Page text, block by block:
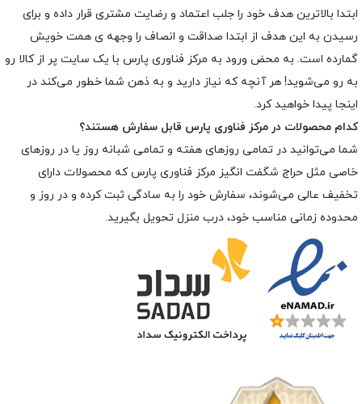
ابتدا بالاترین هدف خود را جلب اعتماد و رضایت مشتری قرار داده و براى
رسیدن به این هدف از ابتدا صداقت و انصاف را وجهه ى همت خویش
گمارده است. به محض ورود به مرکز فناوری پارس با یک سایت پر از کالا رو
به رو می‌شوید! هر آنچه که نیاز دارید و به ذهن شما خطور می‌کند در
اینجا پیدا خواهید کرد.
کدام محصولات در مرکز فناوری پارس قابل سفارش هستند؟
شما می‌توانید در تمامی روزهای هفته و تمامی شبانه روز یا در روزهای
خاصی مثل حراج شگفت انگیز مرکز فناوری پارس که محصولات دارای
تخفیف عالی می‌شوند، سفارش خود را به سادگی ثبت کرده و در روز و
محدوده زمانی مناسب خود، درب منزل تحویل بگیرید.